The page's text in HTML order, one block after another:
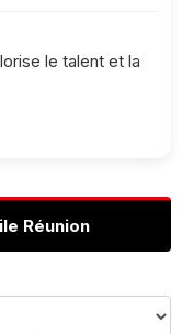
le talent et la
Réunion